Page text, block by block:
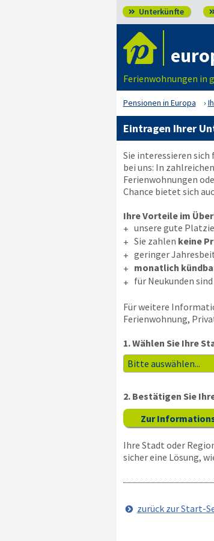
 Unterkünfte
Ferienwohnungen in
Pensionen in Europa
Eintragen Ihrer
Sie interessieren
bei uns: In
Ferienwohnungen
Chance bietet sich
Ihre Vorteile im
+ unsere gute
+ Sie zahlen keine
+ geringer
+ monatlich
+ für Neukunden sind
Für weitere
Ferienwohnung,
1. Wählen Sie Ihre
2. Bestätigen Sie
Zur
Ihre Stadt oder
sicher eine Lösung,
zurück zur Start-